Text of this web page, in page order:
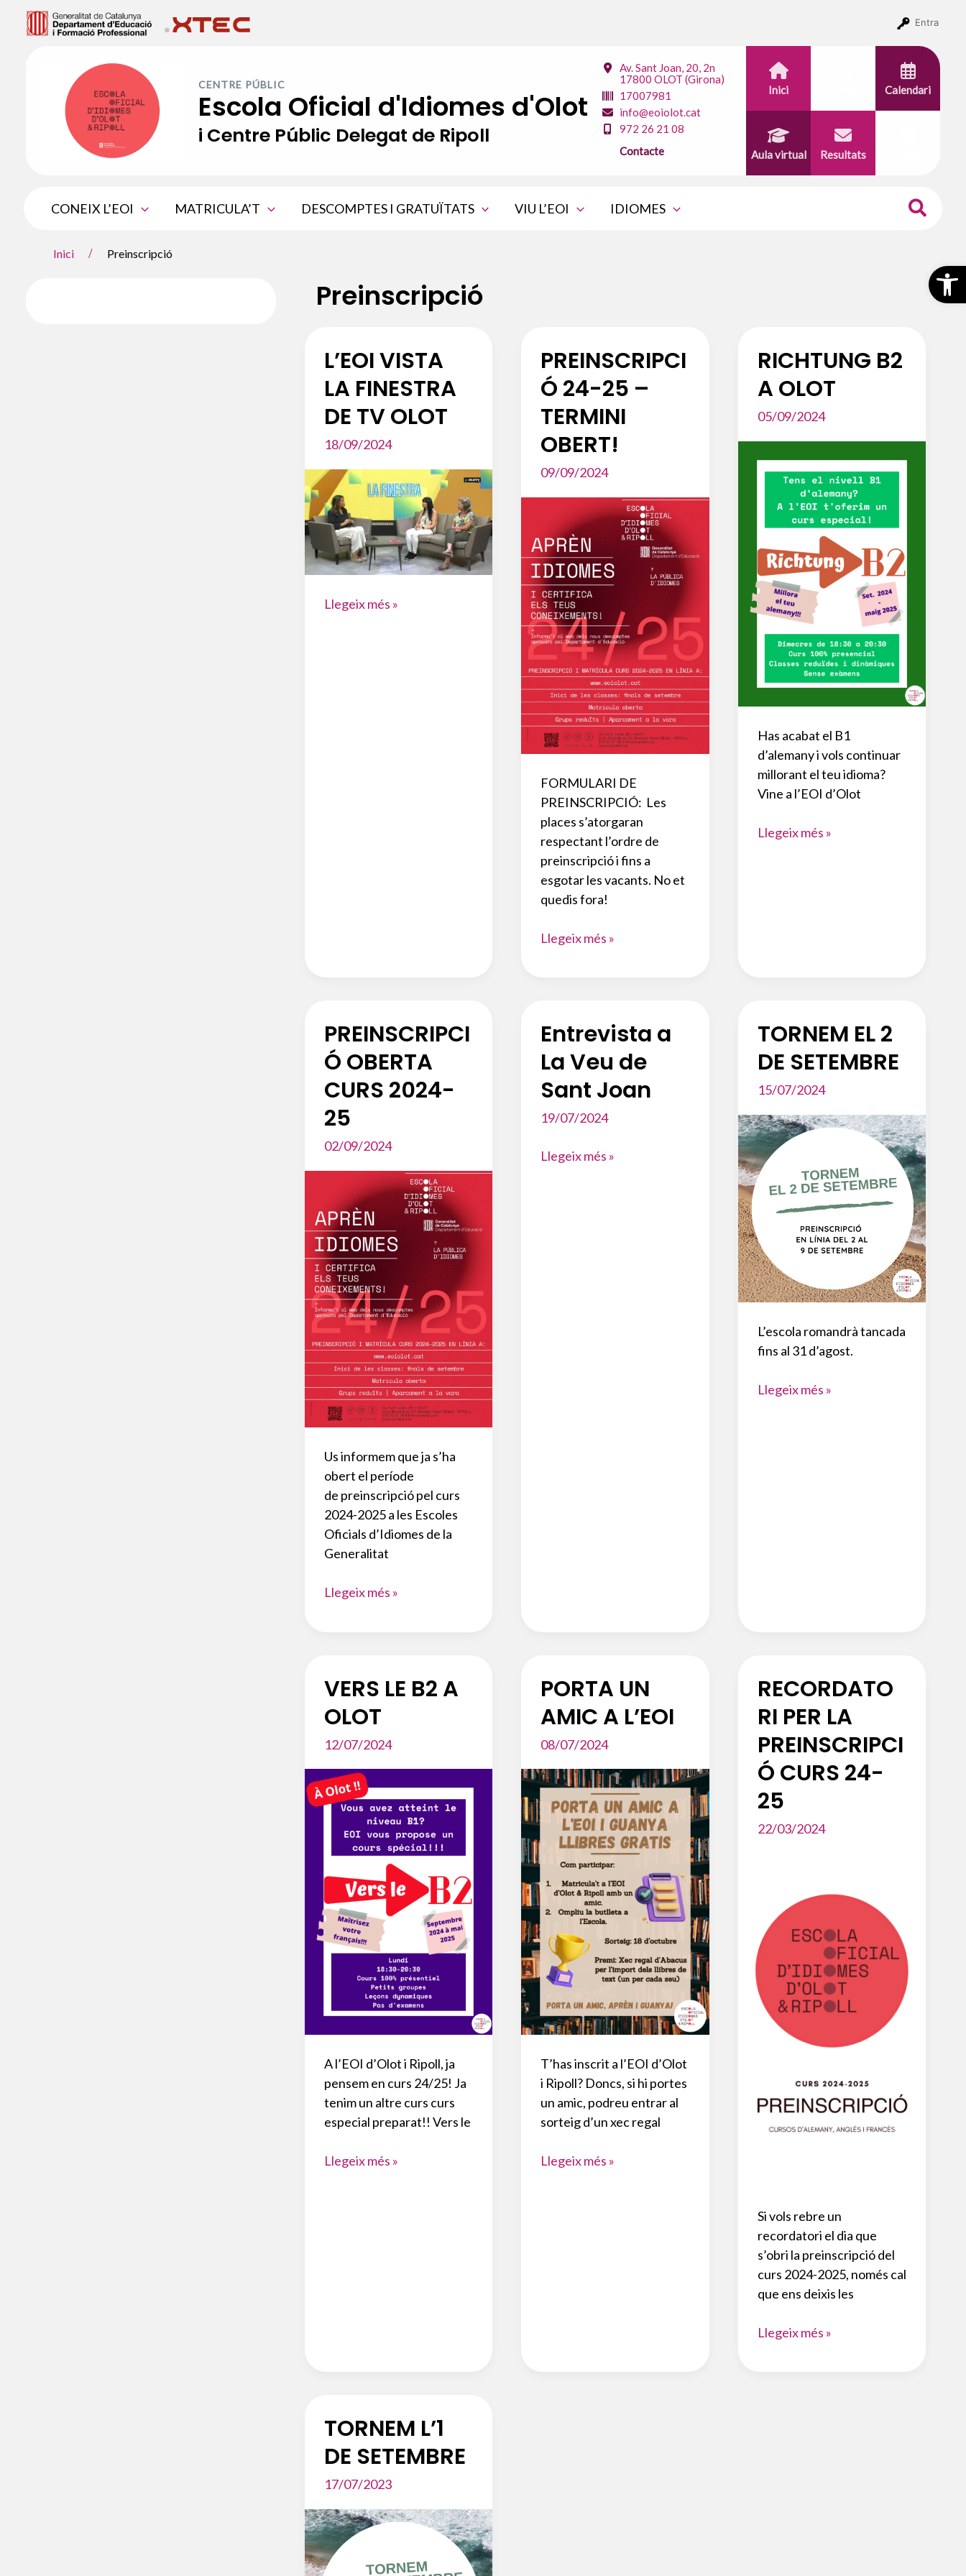
Entra
CENTRE PÚBLIC
Escola Oficial d'Idiomes d'Olot
i Centre Públic Delegat de Ripoll
Av. Sant Joan, 20, 2n
17800 OLOT (Girona)
17007981
info@eoiolot.cat
972 26 21 08
Contacte
Inici Calendari
Aula virtual Resultats
CONEIX L’EOI MATRICULA’T DESCOMPTES I GRATUÏTATS VIU L’EOI IDIOMES
Inici Preinscripció
Preinscripció
L’EOI VISTA
LA FINESTRA
DE TV OLOT
18/09/2024
L’EOI
Llegeix més »
PREINSCRIPCI
Ó 24-25 –
TERMINI
OBERT!
09/09/2024
FORMULARI DE
PREINSCRIPCIÓ: Les
places s’atorgaran
respectant l’ordre de
preinscripció i fins a
esgotar les vacants. No et
quedis fora!
PREINSCRIPCIÓ
OBERT!
Llegeix més »
RICHTUNG B2
A OLOT
05/09/2024
Has acabat el B1
d’alemany i vols continuar
millorant el teu idioma?
Vine a l’EOI d’Olot
RICHTUNG
Llegeix més »
PREINSCRIPCI
Ó OBERTA
CURS 2024-
25
02/09/2024
Us informem que ja s’ha
obert el període
de preinscripció pel curs
2024-2025 a les Escoles
Oficials d’Idiomes de la
Generalitat
PREINSCRIPCIÓ
Llegeix més »
Entrevista a
La Veu de
Sant Joan
19/07/2024
Entrevista
Llegeix més »
TORNEM EL 2
DE SETEMBRE
15/07/2024
L’escola romandrà tancada
fins al 31 d’agost.
TORNEM
Llegeix més »
VERS LE B2 A
OLOT
12/07/2024
A l’EOI d’Olot i Ripoll, ja
pensem en curs 24/25! Ja
tenim un altre curs curs
especial preparat!! Vers le
VERS
Llegeix més »
PORTA UN
AMIC A L’EOI
08/07/2024
T’has inscrit a l’EOI d’Olot
i Ripoll? Doncs, si hi portes
un amic, podreu entrar al
sorteig d’un xec regal
PORTA
Llegeix més »
RECORDATO
RI PER LA
PREINSCRIPCI
Ó CURS 24-
25
22/03/2024
Si vols rebre un
recordatori el dia que
s’obri la preinscripció del
curs 2024-2025, només cal
que ens deixis les
RECORDATORI
Llegeix més »
TORNEM L’1
DE SETEMBRE
17/07/2023